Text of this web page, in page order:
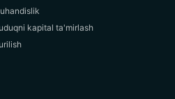
kapital ta'mirlash